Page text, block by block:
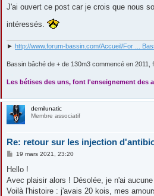
J'ai ouvert ce post car je crois que nous
intéressés.
► http://www.forum-bassin.com/Accueil/For ...
Bassin bâché de + de 130m3 commencé en 2011,
....
Les bétises des uns, font l'enseignement des
demilunatic
Membre associatif
Re: retour sur les injection
M
s
a
g
19 mars 2021, 23:20
Hello !
Avec plaisir alors ! Désolée, je n'ai
Voilà l'histoire : j'avais 20 kois, mes